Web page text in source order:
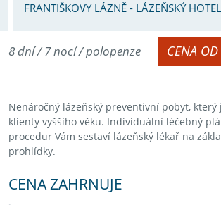
FRANTIŠKOVY LÁZNĚ - LÁZEŇSKÝ
8 dní / 7 nocí / polopenze CENA OD
Nenáročný lázeňský preventivní pobyt,
klienty vyššího věku. Individuální léčebný
procedur Vám sestaví lázeňský lékař na
prohlídky.
CENA ZAHRNUJE